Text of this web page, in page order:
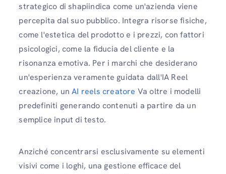
strategico di shapiindica come un'azienda viene
percepita dal suo pubblico. Integra risorse fisiche,
come l'estetica del prodotto e i prezzi, con fattori
psicologici, come la fiducia del cliente e la
risonanza emotiva. Per i marchi che desiderano
un'esperienza veramente guidata dall'IA Reel
creazione, unAI reels creatore Va oltre i modelli
predefiniti generando contenuti a partire da un
semplice input di testo.
Anziché concentrarsi esclusivamente su elementi
visivi come i loghi, una gestione efficace del